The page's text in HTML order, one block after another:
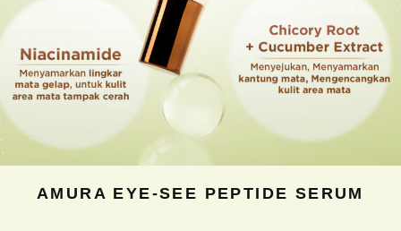
AMURA EYE-SEE PEPTIDE SERUM